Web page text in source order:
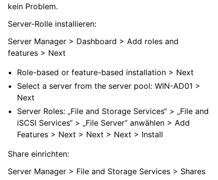
kein Problem.
Server-Rolle installieren:
Server Manager > Dashboard > Add roles and
features > Next
Role-based or feature-based installation > Next
Select a server from the server pool: WIN-AD01 >
Next
Server Roles: „File and Storage Services“ > „File and
iSCSI Services“ > „File Server“ anwählen > Add
Features > Next > Next > Next > Install
Share einrichten:
Server Manager > File and Storage Services > Shares